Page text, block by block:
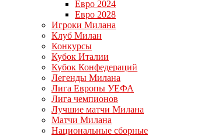
Евро 2024
Евро 2028
Игроки Милана
Клуб Милан
Конкурсы
Кубок Италии
Кубок Конфедераций
Легенды Милана
Лига Европы УЕФА
Лига чемпионов
Лучшие матчи Милана
Матчи Милана
Национальные сборные